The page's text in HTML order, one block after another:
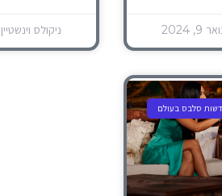
9, 2024 ניקולס וינשטיין
סלבס בעולם